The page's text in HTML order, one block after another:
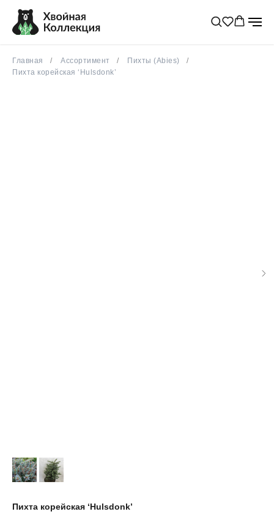
Главная Ассортимент
Пихты (Abies)
Пихта корейская ‘Hulsdonk’
Пихта корейская ‘Hulsdonk’